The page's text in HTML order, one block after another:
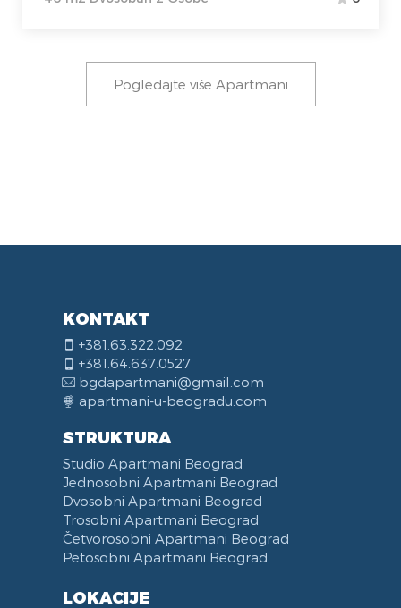
Pogledajte više Apartmani
KONTAKT
+381.63.322.092
+381.64.637.0527
bgdapartmani@gmail.com
apartmani-u-beogradu.com
STRUKTURA
Studio Apartmani Beograd
Jednosobni Apartmani Beograd
Dvosobni Apartmani Beograd
Trosobni Apartmani Beograd
Četvorosobni Apartmani Beograd
Petosobni Apartmani Beograd
LOKACIJE